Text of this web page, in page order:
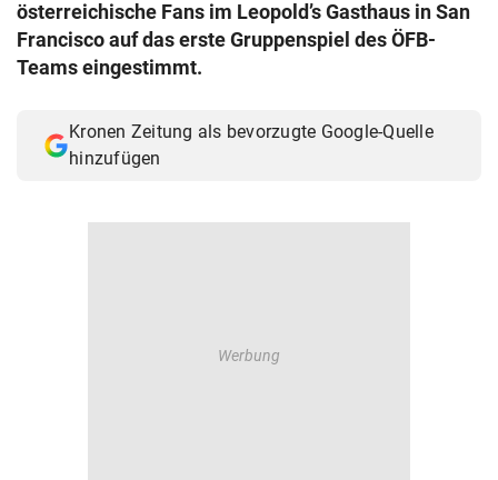
österreichische Fans im Leopold’s Gasthaus in San
Francisco auf das erste Gruppenspiel des ÖFB-
Teams eingestimmt.
Kronen Zeitung als bevorzugte Google-Quelle
hinzufügen